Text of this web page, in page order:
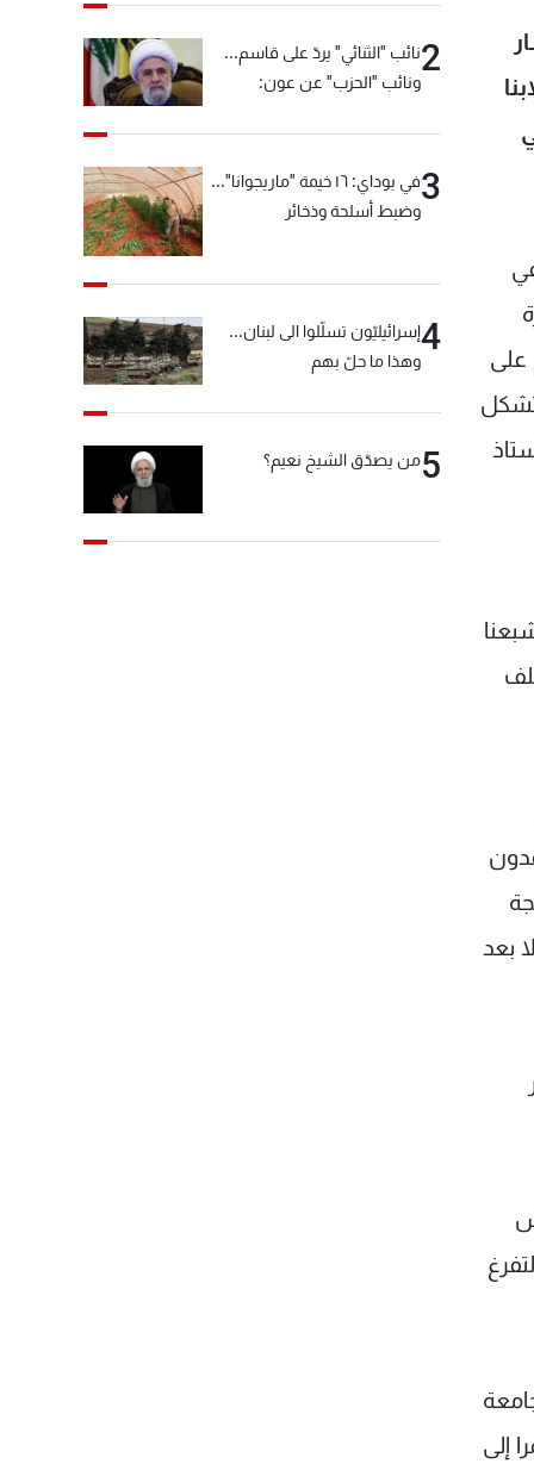
على
تشكل
بعد
إلى
2نائب "الثنائي" يردّ على قاسم...
ونائب "الحزب" عن عون:
3
في بوداي: ١٦ خيمة "ماريجوانا"...
وضبط أسلحة وذخائر
4إسرائيليّون تسلّلوا الى لبنان...
وهذا ما حلّ بهم
5من يصدّق الشيخ نعيم؟